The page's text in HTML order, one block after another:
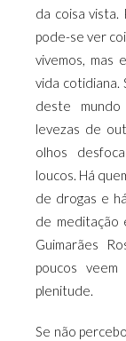
da coisa vista.
pode-se ver
vivemos, mas
vida cotidiana.
deste
levezas de
olhos
loucos. Há
de drogas e
de meditação
Guimarães
poucos
plenitude.
Se não